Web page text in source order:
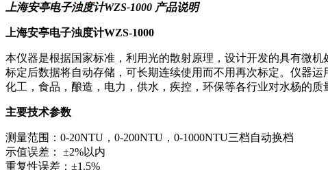
上海安亭电子浊度计WZS-1000 产品说明
上海安亭电子浊度计WZS-1000
本仪器是根据国家标准，利用光的散射原理，设计开发的具有微
标定后数据将自动存储，可长期连续使用而不用再次标定。仪器
化工，食品，酿造，电力，供水，疾控，环保等各行业对水杨的质
主要技术参数
测量范围：0-20NTU，0-200NTU，0-1000NTU三档自动换档
示值误差： ±2%以内
重复性误差：±1.5%